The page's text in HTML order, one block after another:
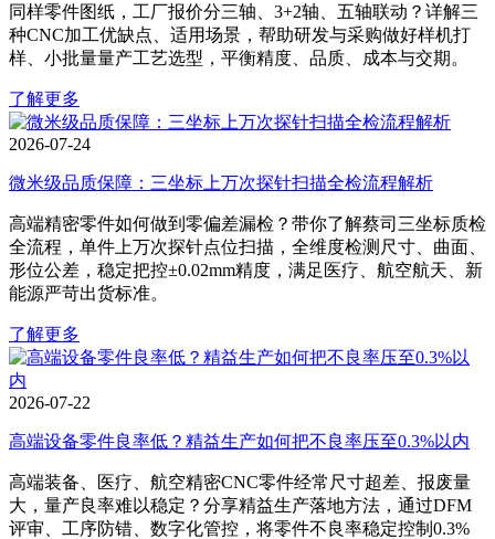
同样零件图纸，工厂报价分三轴、3+2轴、五轴联动？详解三
种CNC加工优缺点、适用场景，帮助研发与采购做好样机打
样、小批量量产工艺选型，平衡精度、品质、成本与交期。
了解更多
2026-07-24
微米级品质保障：三坐标上万次探针扫描全检流程解析
高端精密零件如何做到零偏差漏检？带你了解蔡司三坐标质检
全流程，单件上万次探针点位扫描，全维度检测尺寸、曲面、
形位公差，稳定把控±0.02mm精度，满足医疗、航空航天、新
能源严苛出货标准。
了解更多
2026-07-22
高端设备零件良率低？精益生产如何把不良率压至0.3%以内
高端装备、医疗、航空精密CNC零件经常尺寸超差、报废量
大，量产良率难以稳定？分享精益生产落地方法，通过DFM
评审、工序防错、数字化管控，将零件不良率稳定控制0.3%